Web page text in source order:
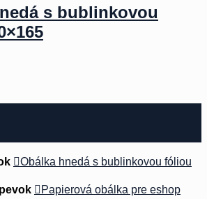
s bublinkovou
Obálka hnedá s bublinkovou fóliou
Papierová obálka pre eshop